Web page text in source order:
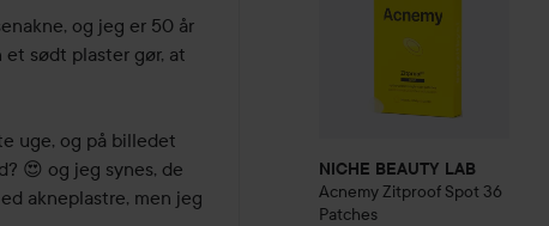
og jeg er 50 år
sødt plaster gør, at
uge, og på billedet
😍 og jeg synes, de
akneplastre, men jeg
NICHE BEAUTY LAB
AcnemyZitproof Spot 36
Patches